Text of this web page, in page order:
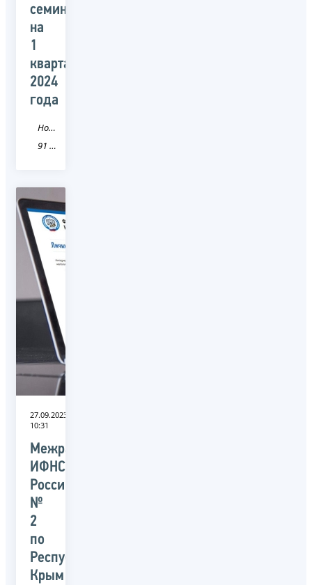
семинарах
на
1
квартал
2024
года
Новость
91 Республика Крым
27.09.2023
10:31
Межрайонная
ИФНС
России
№
2
по
Республике
Крым